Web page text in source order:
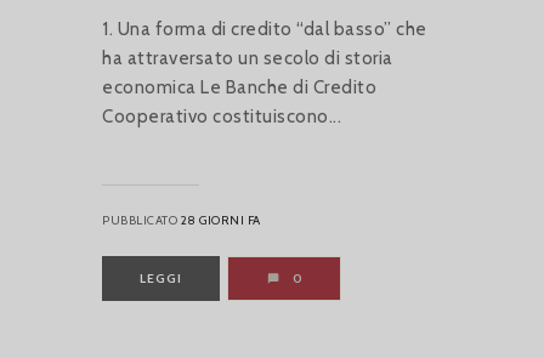
1. Una forma di credito “dal basso” che
ha attraversato un secolo di storia
economica Le Banche di Credito
Cooperativo costituiscono...
PUBBLICATO 28 GIORNI FA
LEGGI 0